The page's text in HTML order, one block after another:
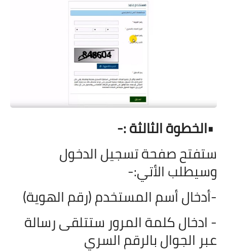
•الخطوة الثالثة :-
ستفتح صفحة تسجيل الدخول
وسيطلب الأتي:-
-أدخال أسم المستخدم (رقم الهوية)
- ادخال كلمة المرور ستتلقى رسالة
عبر الجوال بالرقم السري